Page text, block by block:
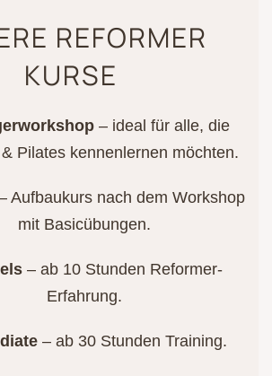
REFORMER
KURSE
– ideal für alle, die
Pilates kennenlernen möchten.
Aufbaukurs nach dem Workshop
mit Basicübungen.
– ab 10 Stunden Reformer-
Erfahrung.
– ab 30 Stunden Training.